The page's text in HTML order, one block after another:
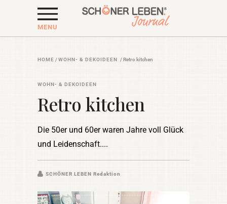
MENU
HOME /WOHN- & DEKOIDEEN /Retro kitchen
WOHN- & DEKOIDEEN
Retro kitchen
Die 50er und 60er waren Jahre voll Glück
und Leidenschaft.
SCHÖNER LEBEN Redaktion